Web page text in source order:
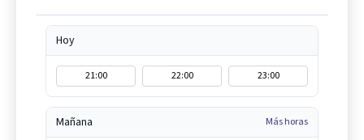
Hoy
21:00 22:00 23:00
Mañana Más horas